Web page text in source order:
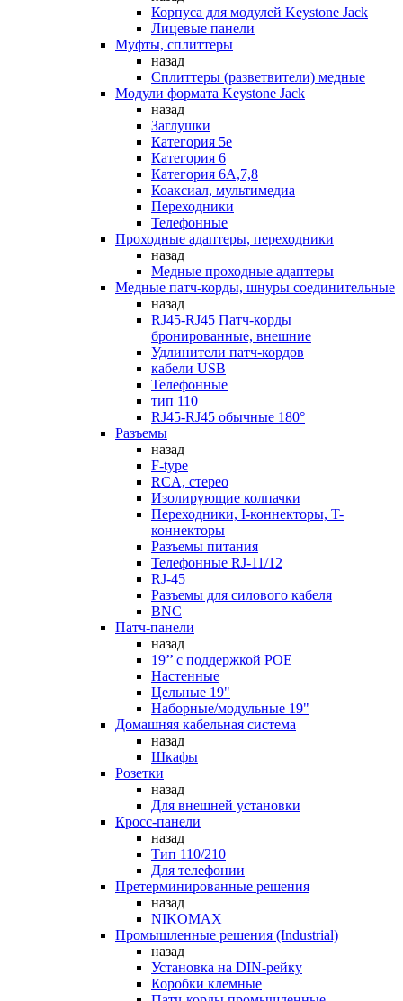
Корпуса для модулей Keystone Jack
Лицевые панели
Муфты, сплиттеры
назад
Сплиттеры (разветвители) медные
Модули формата Keystone Jack
назад
Заглушки
Категория 5е
Категория 6
Категория 6А,7,8
Коаксиал, мультимедиа
Переходники
Телефонные
Проходные адаптеры, переходники
назад
Медные проходные адаптеры
Медные патч-корды, шнуры соединительные
назад
RJ45-RJ45 Патч-корды
бронированные, внешние
Удлинители патч-кордов
кабели USB
Телефонные
тип 110
RJ45-RJ45 обычные 180°
Разъемы
назад
F-type
RCA, стерео
Изолирующие колпачки
Переходники, I-коннекторы, T-
коннекторы
Разъемы питания
Телефонные RJ-11/12
RJ-45
Разъемы для силового кабеля
BNC
Патч-панели
назад
19’’ с поддержкой POE
Настенные
Цельные 19"
Наборные/модульные 19"
Домашняя кабельная система
назад
Шкафы
Розетки
назад
Для внешней установки
Кросс-панели
назад
Тип 110/210
Для телефонии
Претерминированные решения
назад
NIKOMAX
Промышленные решения (Industrial)
назад
Установка на DIN-рейку
Коробки клемные